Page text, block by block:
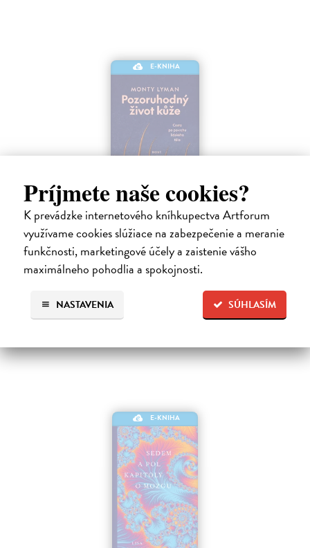
Príjmete naše cookies?
K prevádzke internetového kníhkupectva Artforum
využívame cookies slúžiace na zabezpečenie a meranie
funkčnosti, marketingové účely a zaistenie vášho
maximálneho pohodlia a spokojnosti.
SÚHLASÍM
NASTAVENIA
E-KNIHA
Pozoruhodný život kůže
Lyman Monty| Elektronická kniha
Jak funguje lidská kůže? Kůže je největším a nejrychleji rostoucím
orgánem lidského těla.
15,09 €
E-KNIHA